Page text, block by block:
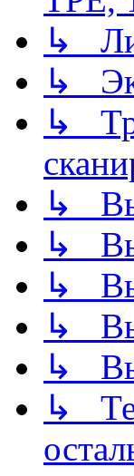
↳
↳
↳
↳
↳
↳
↳
↳
↳